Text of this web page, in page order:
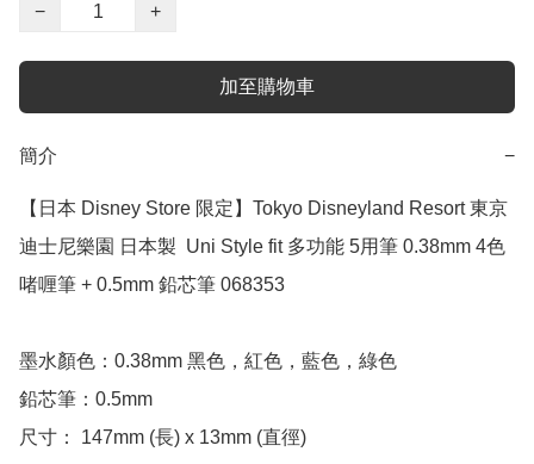
−
+
加至購物車
簡介 −
【日本 Disney Store 限定】Tokyo Disneyland Resort 東京
迪士尼樂園 日本製  Uni Style fit 多功能 5用筆 0.38mm 4色
啫喱筆 + 0.5mm 鉛芯筆 068353
墨水顏色：0.38mm 黑色，紅色，藍色，綠色
鉛芯筆：0.5mm
尺寸： 147mm (長) x 13mm (直徑)